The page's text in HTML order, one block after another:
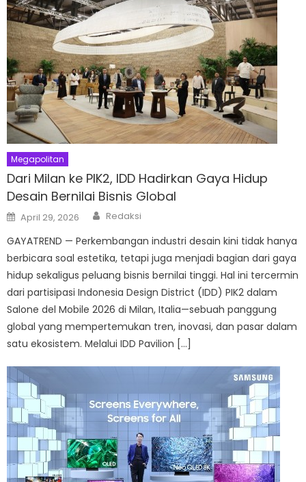
Megapolitan
Dari Milan ke PIK2, IDD Hadirkan Gaya Hidup
Desain Bernilai Bisnis Global
Posted
on
April 29, 2026 Author
Redaksi
GAYATREND — Perkembangan industri desain kini tidak hanya
berbicara soal estetika, tetapi juga menjadi bagian dari gaya
hidup sekaligus peluang bisnis bernilai tinggi. Hal ini tercermin
dari partisipasi Indonesia Design District (IDD) PIK2 dalam
Salone del Mobile 2026 di Milan, Italia—sebuah panggung
global yang mempertemukan tren, inovasi, dan pasar dalam
satu ekosistem. Melalui IDD Pavilion […]